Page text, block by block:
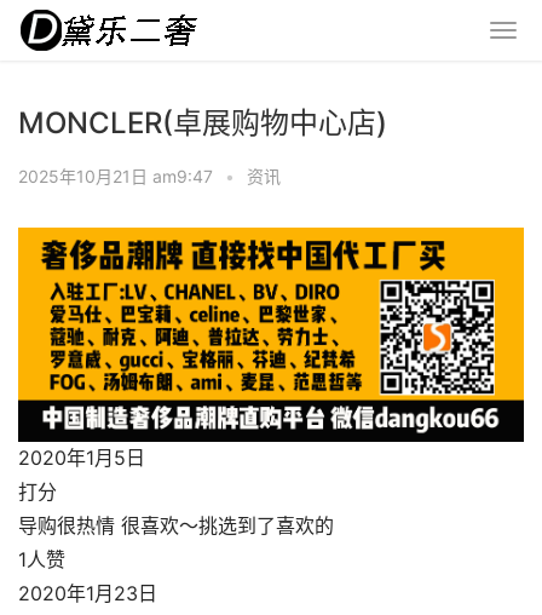
MONCLER(卓展购物中心店)
2025年10月21日 am9:47 • 资讯
2020年1月5日
打分
导购很热情 很喜欢～挑选到了喜欢的
1人赞
2020年1月23日